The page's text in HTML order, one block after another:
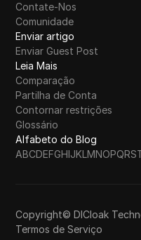
Contate-Nos
Comunidade
Enviar artigo
Enviar Guest Post
Leia Mais
Comparação
Partilha de Conta
Contornar restrições
Glossário
Alfabeto do Blog
ABCDEFGHIJKLMNOPQRS
Copyright© DICloak
Termos de Serviço